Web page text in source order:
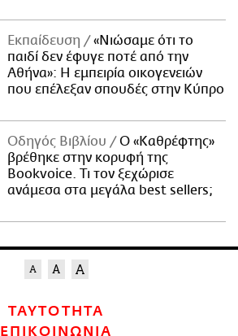
Εκπαίδευση
«Νιώσαμε ότι το
παιδί δεν έφυγε ποτέ από την
Αθήνα»: Η εμπειρία οικογενειών
που επέλεξαν σπουδές στην Κύπρο
Οδηγός Βιβλίου
Ο «Καθρέφτης»
βρέθηκε στην κορυφή της
Bookvoice. Τι τον ξεχώρισε
ανάμεσα στα μεγάλα best sellers;
ΤΑΥΤΟΤΗΤΑ
ΕΠΙΚΟΙΝΩΝΙΑ